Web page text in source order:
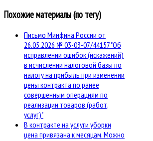
Похожие материалы (по тегу)
Письмо Минфина России от
26.05.2026 № 03-03-07/44157 "Об
исправлении ошибок (искажений)
в исчислении налоговой базы по
налогу на прибыль при изменении
цены контракта по ранее
совершенным операциям по
реализации товаров (работ,
услуг)"
В контракте на услуги уборки
цена привязана к месяцам. Можно